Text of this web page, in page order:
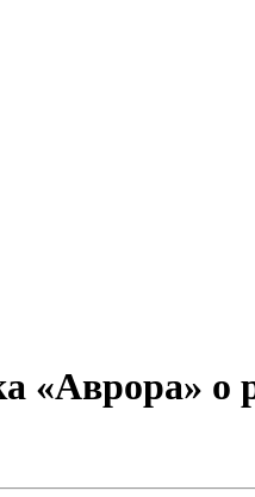
«Аврора» о